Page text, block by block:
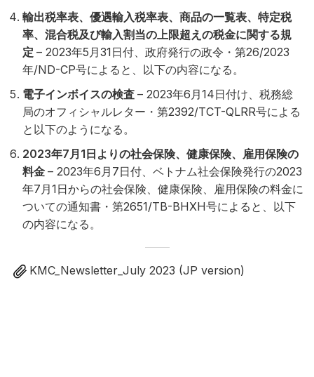
輸出税率表、優遇輸入税率表、商品の一覧表、特定税
率、混合税及び輸入割当の上限超えの税金に関する規
定 – 2023年5月31日付、政府発行の政令・第26/2023
年/ND-CP号によると、以下の内容になる。
電子インボイスの検査 – 2023年6月14日付け、税務総
局のオフィシャルレター・第2392/TCT-QLRR号による
と以下のようになる。
2023年7月1日よりの社会保険、健康保険、雇用保険の
料金 – 2023年6月7日付、ベトナム社会保険発行の2023
年7月1日からの社会保険、健康保険、雇用保険の料金に
ついての通知書・第2651/TB-BHXH号によると、以下
の内容になる。
KMC_Newsletter_July 2023 (JP version)